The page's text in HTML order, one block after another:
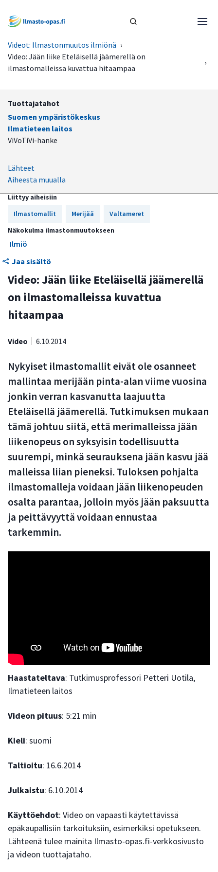
Videot: Ilmastonmuutos ilmiönä ›
Video: Jään liike Eteläisellä jäämerellä on
ilmastomalleissa kuvattua hitaampaa
›
Tuottajatahot
Suomen ympäristökeskus
Ilmatieteen laitos
ViVoTiVi-hanke
Lähteet
Aiheesta muualla
Liittyy aiheisiin
Ilmastomallit
Merijää
Valtameret
Näkokulma ilmastonmuutokseen
Ilmiö
Jaa sisältö
Video: Jään liike Eteläisellä jäämerellä
on ilmastomalleissa kuvattua
hitaampaa
Video 6.10.2014
Nykyiset ilmastomallit eivät ole osanneet
mallintaa merijään pinta-alan viime vuosina
jonkin verran kasvanutta laajuutta
Eteläisellä jäämerellä. Tutkimuksen mukaan
tämä johtuu siitä, että merimalleissa jään
liikenopeus on syksyisin todellisuutta
suurempi, minkä seurauksena jään kasvu jää
malleissa liian pieneksi. Tuloksen pohjalta
ilmastomalleja voidaan jään liikenopeuden
osalta parantaa, jolloin myös jään paksuutta
ja peittävyyttä voidaan ennustaa
tarkemmin.
Haastateltava: Tutkimusprofessori Petteri Uotila,
Ilmatieteen laitos
Videon pituus: 5:21 min
Kieli: suomi
Taltioitu: 16.6.2014
Julkaistu: 6.10.2014
Käyttöehdot: Video on vapaasti käytettävissä
epäkaupallisiin tarkoituksiin, esimerkiksi opetukseen.
Lähteenä tulee mainita Ilmasto-opas.fi-verkkosivusto
ja videon tuottajataho.